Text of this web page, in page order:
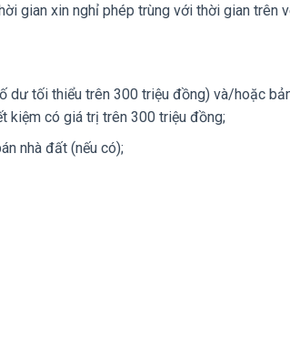
gian xin nghỉ phép trùng với thời gian trên
dư tối thiểu trên 300 triệu đồng) và/hoặc
kiệm có giá trị trên 300 triệu đồng;
nhà đất (nếu có);